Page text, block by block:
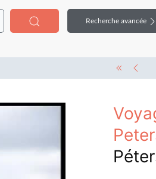
Recherche avancée